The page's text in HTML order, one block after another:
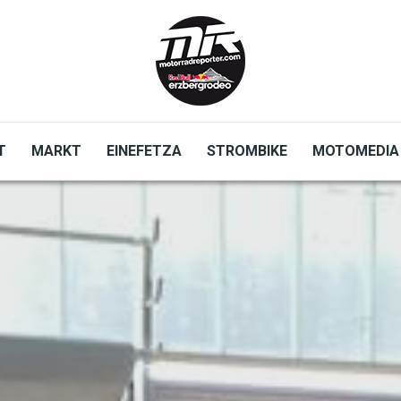
MARKT EINEFETZA STROMBIKE MOTOMEDIA